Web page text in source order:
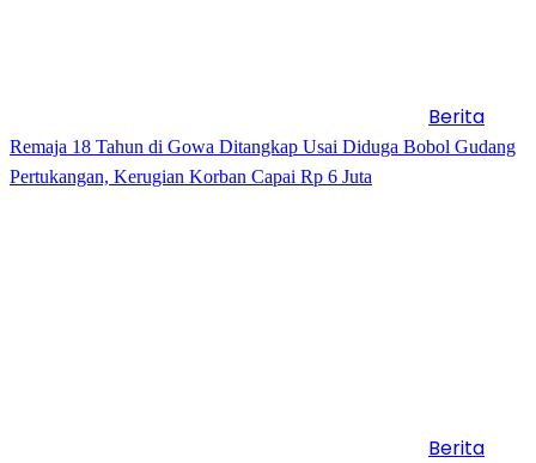
Berita
Remaja 18 Tahun di Gowa Ditangkap Usai Diduga Bobol Gudang
Pertukangan, Kerugian Korban Capai Rp 6 Juta
Berita